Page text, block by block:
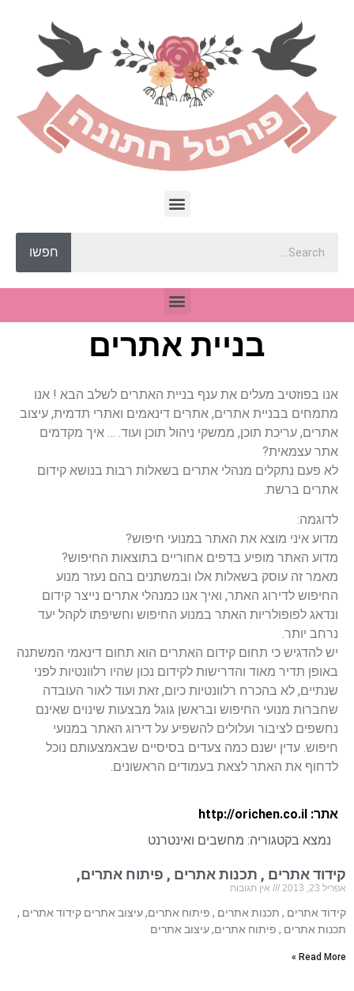
חפשו
בניית אתרים
אנו בפוזטיב מעלים את ענף בניית האתרים לשלב הבא ! אנו
מתמחים בבניית אתרים, אתרים דינאמים ואתרי תדמית, עיצוב
אתרים, עריכת תוכן, ממשקי ניהול תוכן ועוד. … איך מקדמים
אתר עצמאית?
לא פעם נתקלים מנהלי אתרים בשאלות רבות בנושא קידום
אתרים ברשת.
לדוגמה:
מדוע איני מוצא את האתר במנועי חיפוש?
מדוע האתר מופיע בדפים אחוריים בתוצאות החיפוש?
מאמר זה עוסק בשאלות אלו ובמשתנים בהם נעזר מנוע
החיפוש לדירוג האתר, ואיך אנו כמנהלי אתרים נייצר קידום
ונדאג לפופולריות האתר במנוע החיפוש וחשיפתו לקהל יעד
נרחב יותר.
יש להדגיש כי תחום קידום האתרים הוא תחום דינאמי המשתנה
באופן תדיר מאוד והדרישות לקידום נכון שהיו רלוונטיות לפני
שנתיים, לא בהכרח רלוונטיות כיום, זאת ועוד לאור העובדה
שחברות מנועי החיפוש ובראשן גוגל מבצעות שינוים שאינם
נחשפים לציבור ועלולים להשפיע על דירוג האתר במנועי
חיפוש. עדין ישנם כמה צעדים בסיסיים שבאמצעותם נוכל
לדחוף את האתר לצאת בעמודים הראשונים.
אתר: http://orichen.co.il
נמצא בקטגוריה: מחשבים ואינטרנט
קידוד אתרים , תכנות אתרים , פיתוח אתרים,
אפריל 23, 2013 אין תגובות
קידוד אתרים , תכנות אתרים , פיתוח אתרים, עיצוב אתרים קידוד אתרים ,
תכנות אתרים , פיתוח אתרים, עיצוב אתרים
Read More »